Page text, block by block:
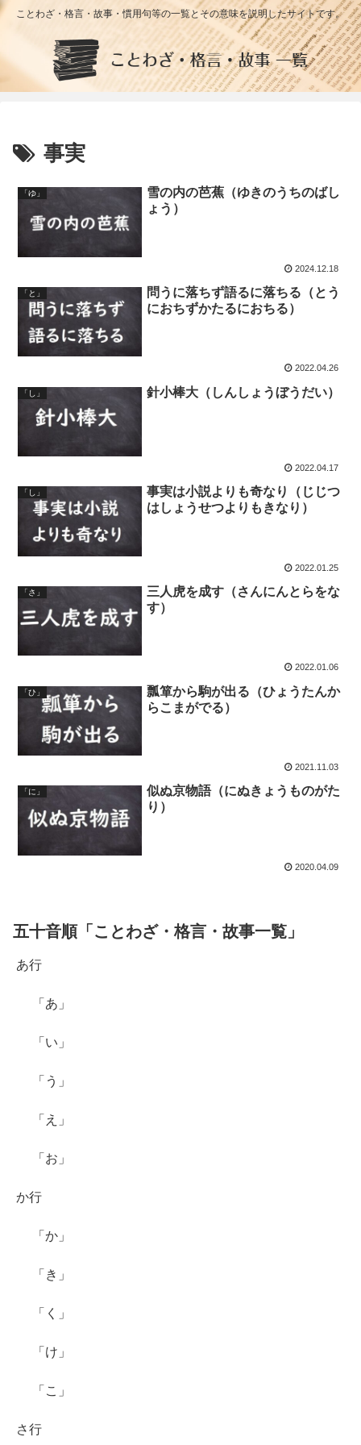
ことわざ・格言・故事・慣用句等の一覧とその意味を説明したサイトです。
事実
「ゆ」
雪の内の芭蕉（ゆきのうちのばし
ょう）
2024.12.18
「と」
問うに落ちず語るに落ちる（とう
におちずかたるにおちる）
2022.04.26
「し」 針小棒大（しんしょうぼうだい）
2022.04.17
「し」
事実は小説よりも奇なり（じじつ
はしょうせつよりもきなり）
2022.01.25
「さ」
三人虎を成す（さんにんとらをな
す）
2022.01.06
「ひ」
瓢箪から駒が出る（ひょうたんか
らこまがでる）
2021.11.03
「に」
似ぬ京物語（にぬきょうものがた
り）
2020.04.09
五十音順「ことわざ・格言・故事一覧」
あ行
「あ」
「い」
「う」
「え」
「お」
か行
「か」
「き」
「く」
「け」
「こ」
さ行